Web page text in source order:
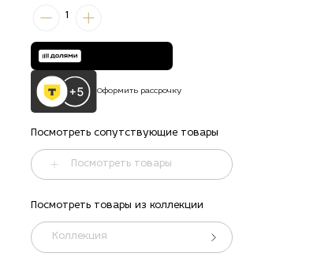
1
Оформить рассрочку
Посмотреть сопутствующие товары
Посмотреть товары
Посмотреть товары из коллекции
Коллекция